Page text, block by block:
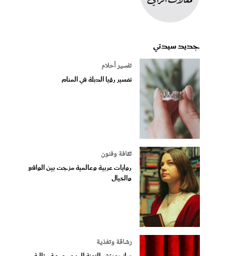
جديد سيدتي
تفسير أحلام
تفسير رؤيا الدبلة في المنام
ثقافة وفنون
روايات عربية وعالمية مزجت بين الواقع
والخيال
رشاقة وتغذية